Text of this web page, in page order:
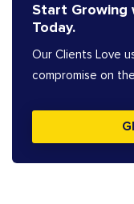
Start Growing
Today.
Our Clients Love
compromise on